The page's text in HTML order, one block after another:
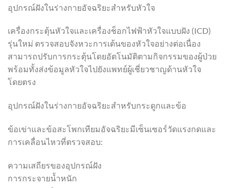
อุปกรณ์ฝังในร่างกายอัจฉริยะสำหรับหัวใจ
เครื่องกระตุ้นหัวใจและเครื่องช็อกไฟฟ้าหัวใจแบบฝัง (ICD)
รุ่นใหม่ ตรวจสอบจังหวะการเต้นของหัวใจอย่างต่อเนื่อง
สามารถปรับการกระตุ้นโดยอัตโนมัติตามกิจกรรมของผู้ป่วย
พร้อมทั้งส่งข้อมูลหัวใจไปยังแพทย์ผู้เชี่ยวชาญด้านหัวใจ
โดยตรง
อุปกรณ์ฝังในร่างกายอัจฉริยะสำหรับกระดูกและข้อ
ข้อเข่าและข้อสะโพกเทียมอัจฉริยะมีเซ็นเซอร์วัดแรงกดและ
การเคลื่อนไหวที่ตรวจสอบ:
ความเสถียรของอุปกรณ์ฝัง
การกระจายน้ำหนัก